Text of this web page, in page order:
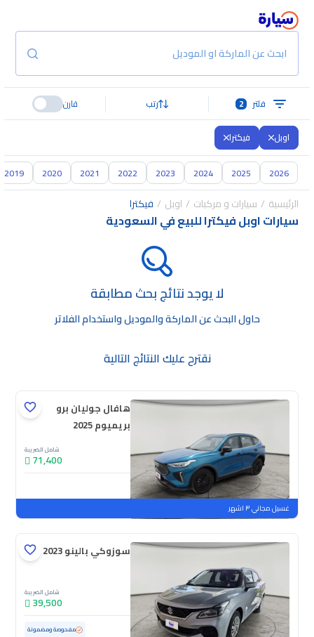
ابحث عن الماركة او الموديل
فلتر 2 رتب قارن
اوبل فيكترا
2026
2025
2024
2023
2022
2021
2020
2019
الرئيسية سيارات و مركبات اوبل فيكترا
سيارات اوبل فيكترا للبيع في السعودية
لا يوجد نتائج بحث مطابقة
حاول البحث عن الماركة والموديل واستخدام الفلاتر
نقترح عليك النتائج التالية
هافال جوليان برو
بريميوم 2025
شامل الضريبة
71,400
جديدة
ملوحة
غسيل مجاني ٣ اشهر
سوزوكي بالينو GL 2023
شامل الضريبة
39,500
مستعملة 69,181 كم مفحوصة ومضمونة